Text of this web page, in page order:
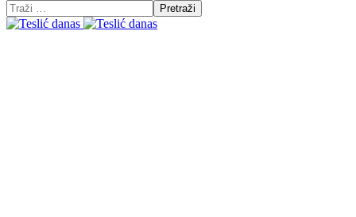
Pretraži